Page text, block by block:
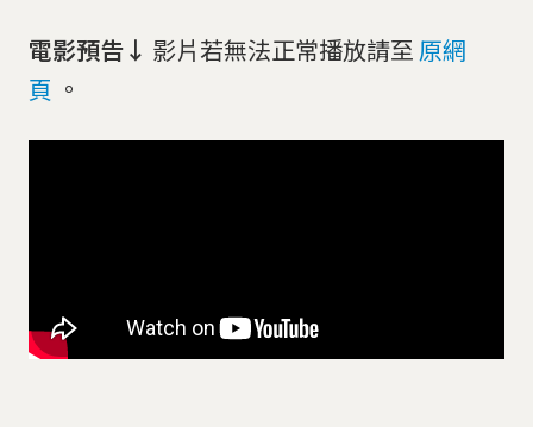
電影預告↓ 影片若無法正常播放請至 原網
頁 。